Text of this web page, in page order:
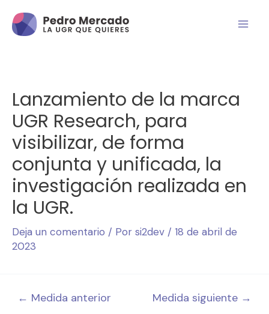
Lanzamiento de la marca
UGR Research, para
visibilizar, de forma
conjunta y unificada, la
investigación realizada en
la UGR.
Deja un comentario / Por si2dev / 18 de abril de
2023
← Medida anterior Medida siguiente →